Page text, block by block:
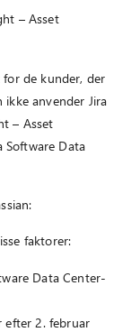
– Asset
de kunder, der
anvender Jira
– Asset
Software Data
faktorer:
Data Center-
2. februar